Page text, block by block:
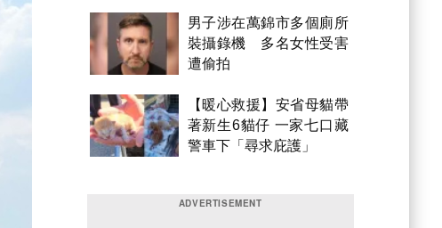
男子涉在萬錦市多個廁所
裝攝錄機 多名女性受害
遭偷拍
【暖心救援】安省母貓帶
著新生6貓仔 一家七口藏
警車下「尋求庇護」